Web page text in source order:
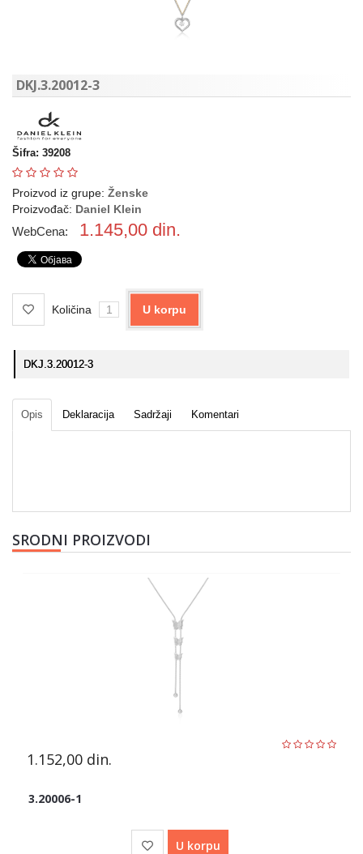
DKJ.3.20012-3
Šifra: 39208
Proizvod iz grupe: Ženske
Proizvođač: Daniel Klein
WebCena: 1.145,00 din.
Količina U korpu
DKJ.3.20012-3
Opis Deklaracija Sadržaji Komentari
SRODNI PROIZVODI
1.152,00 din.
3.20006-1
U korpu